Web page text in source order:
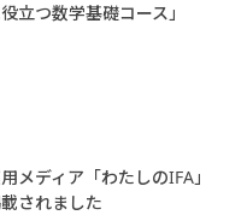
立つ数学基礎コース」
メディア「わたしのIFA」
されました